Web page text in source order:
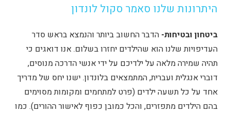
היתרונות שלנו סאמר סקול לונדון
ביטחון ובטיחות- הדבר החשוב ביותר והנמצא בראש סדר
העדיפויות שלנו הוא שהילדים יחזרו בשלום. אנו דואגים כי
תהיה שמירה מלאה על ילדיכם על ידי אנשי הדרכה מנוסים,
דוברי אנגלית ועברית, המתמצאים בלונדון. ישנו יחס של מדריך
אחד על כל תשעה ילדים (פרט למתחמים ומקומות מסוימים
בהם הילדים מתפזרים, והכל כמובן כפוף לאישור ההורים). כמו